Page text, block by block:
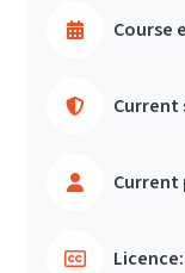
Course
Current
Licence: